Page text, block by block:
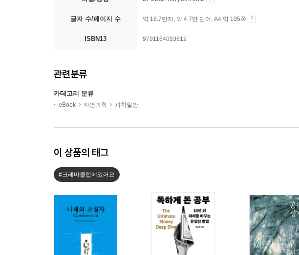
글자 수/페이지 수 약 16.7만자, 약 4.7만 단어, A4 약 105쪽
ISBN13 9791164053612
관련분류
카테고리 분류
eBook 자연과학 과학일반
이 상품의 태그
#크레마클럽에있어요